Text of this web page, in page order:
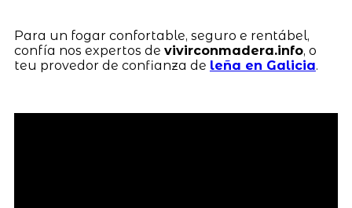
Para un fogar confortable, seguro e rentábel,
confía nos expertos de vivirconmadera.info, o
teu provedor de confianza de leña en Galicia.